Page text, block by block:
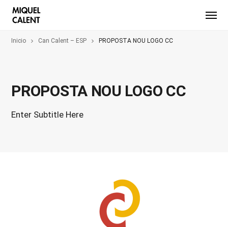
Inicio Can Calent – ESP PROPOSTA NOU LOGO CC
PROPOSTA NOU LOGO CC
Enter Subtitle Here